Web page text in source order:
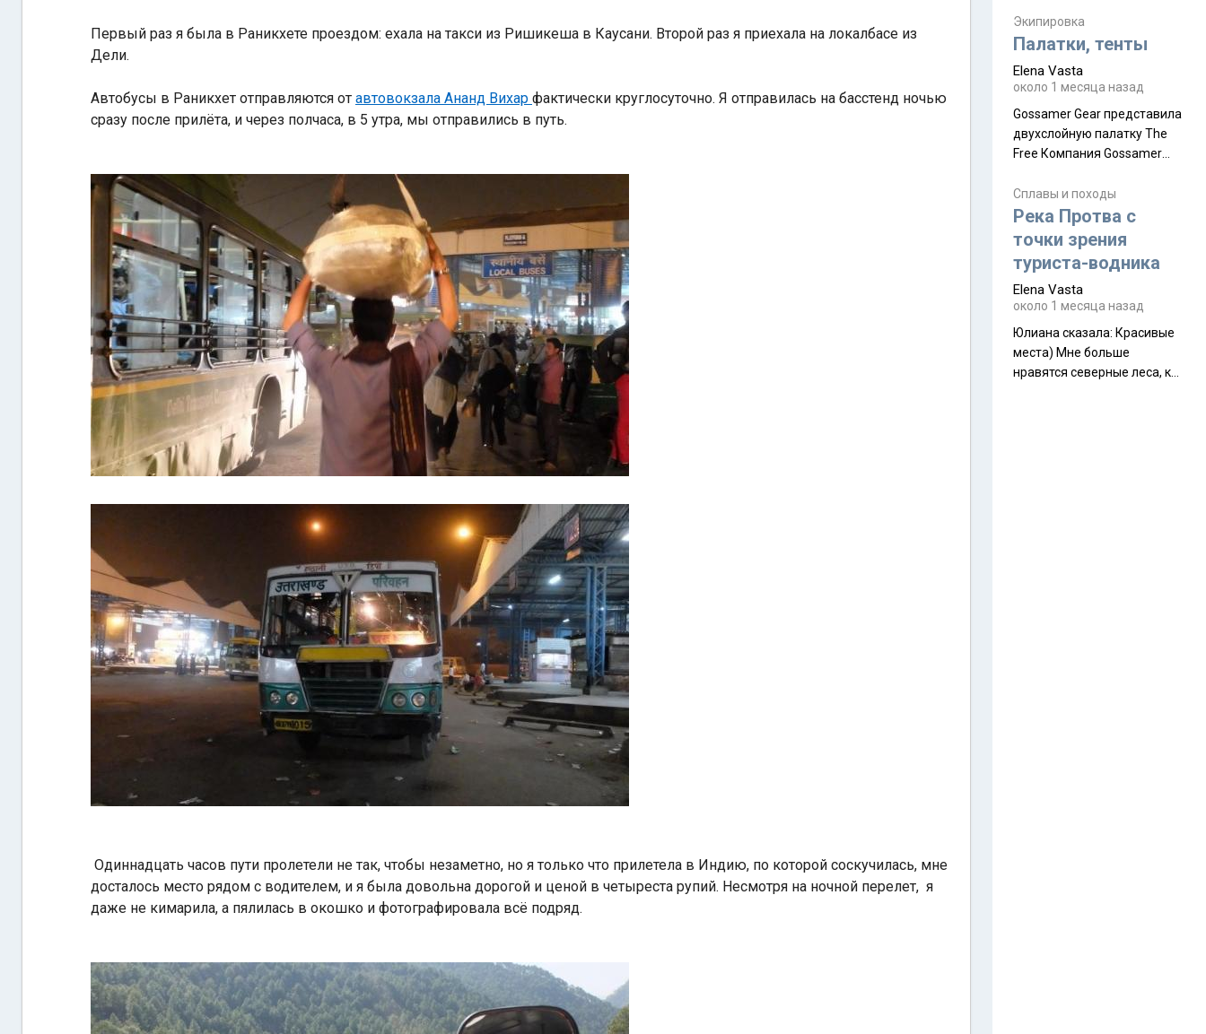
Первый раз я была в Раникхете проездом: ехала на такси из Ришикеша в Каусани. Второй раз я приехала на локалбасе из
Дели.
Автобусы в Раникхет отправляются от автовокзала Ананд Вихар фактически круглосуточно. Я отправилась на басстенд ночью
сразу после прилёта, и через полчаса, в 5 утра, мы отправились в путь.
Одиннадцать часов пути пролетели не так, чтобы незаметно, но я только что прилетела в Индию, по которой соскучилась, мне
досталось место рядом с водителем, и я была довольна дорогой и ценой в четыреста рупий. Несмотря на ночной перелет, я
даже не кимарила, а пялилась в окошко и фотографировала всё подряд.
надеюсь увидеть.
Экипировка
Палатки, тенты
Elena Vasta
около 1 месяца назад
Gossamer Gear представила
двухслойную палатку The
Free Компания Gossamer
туристическую палатку The
Free, которая стала первой
ультралегкой моделью в
ассортименте
производителя. Новинка
получила двухслойную
конструкцию с отдельным
внешним тентом и сетчатой
внутренней палаткой, а ее
Сплавы и походы
Река Протва с
точки зрения
туриста-водника
Elena Vasta
около 1 месяца назад
Юлиана сказалa: Красивые
места) Мне больше
нравятся северные леса, как